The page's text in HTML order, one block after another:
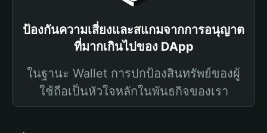
ป้องกันความเสี่ยงและสแกมจากการอนุญาต
ที่มากเกินไปของ DApp
ในฐานะ Wallet การปกป้องสินทรัพย์ของผู้
ใช้ถือเป็นหัวใจหลักในพันธกิจของเรา